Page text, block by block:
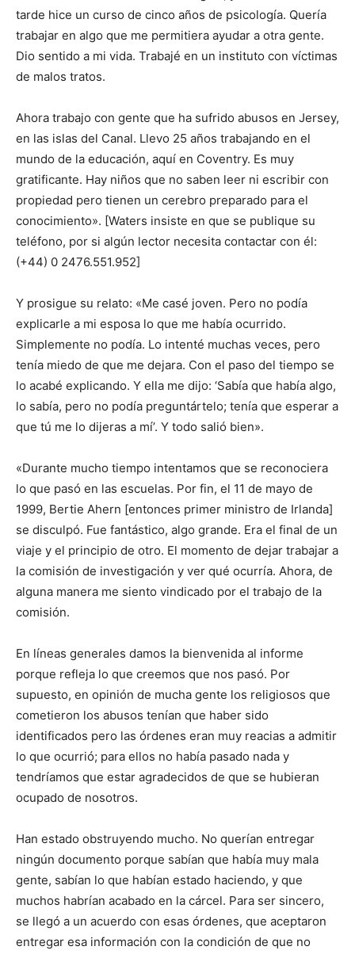
tarde hice un curso de cinco años de psicología. Quería
trabajar en algo que me permitiera ayudar a otra gente.
Dio sentido a mi vida. Trabajé en un instituto con víctimas
de malos tratos.
Ahora trabajo con gente que ha sufrido abusos en Jersey,
en las islas del Canal. Llevo 25 años trabajando en el
mundo de la educación, aquí en Coventry. Es muy
gratificante. Hay niños que no saben leer ni escribir con
propiedad pero tienen un cerebro preparado para el
conocimiento». [Waters insiste en que se publique su
teléfono, por si algún lector necesita contactar con él:
(+44) 0 2476.551.952]
Y prosigue su relato: «Me casé joven. Pero no podía
explicarle a mi esposa lo que me había ocurrido.
Simplemente no podía. Lo intenté muchas veces, pero
tenía miedo de que me dejara. Con el paso del tiempo se
lo acabé explicando. Y ella me dijo: ‘Sabía que había algo,
lo sabía, pero no podía preguntártelo; tenía que esperar a
que tú me lo dijeras a mí’. Y todo salió bien».
«Durante mucho tiempo intentamos que se reconociera
lo que pasó en las escuelas. Por fin, el 11 de mayo de
1999, Bertie Ahern [entonces primer ministro de Irlanda]
se disculpó. Fue fantástico, algo grande. Era el final de un
viaje y el principio de otro. El momento de dejar trabajar a
la comisión de investigación y ver qué ocurría. Ahora, de
alguna manera me siento vindicado por el trabajo de la
comisión.
En líneas generales damos la bienvenida al informe
porque refleja lo que creemos que nos pasó. Por
supuesto, en opinión de mucha gente los religiosos que
cometieron los abusos tenían que haber sido
identificados pero las órdenes eran muy reacias a admitir
lo que ocurrió; para ellos no había pasado nada y
tendríamos que estar agradecidos de que se hubieran
ocupado de nosotros.
Han estado obstruyendo mucho. No querían entregar
ningún documento porque sabían que había muy mala
gente, sabían lo que habían estado haciendo, y que
muchos habrían acabado en la cárcel. Para ser sincero,
se llegó a un acuerdo con esas órdenes, que aceptaron
entregar esa información con la condición de que no